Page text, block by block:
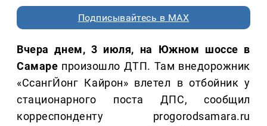
Подписывайтесь в MAX
Вчера днем, 3 июля, на Южном шоссе в
Самаре произошло ДТП. Там внедорожник
«СсангЙонг Кайрон» влетел в отбойник у
стационарного поста ДПС, сообщил
корреспонденту progorodsamara.ru